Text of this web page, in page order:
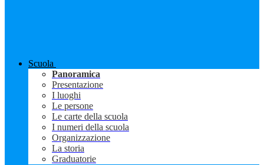
Scuola
Panoramica
Presentazione
I luoghi
Le persone
Le carte della scuola
I numeri della scuola
Organizzazione
La storia
Graduatorie